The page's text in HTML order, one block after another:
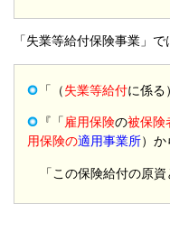
「失業等給付保険事業」で
「（失業等給付に係る
『「 雇用保険の被保険
用保険の適用事業所）か
「この保険給付の原資